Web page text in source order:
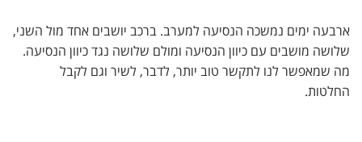
ארבעה ימים נמשכה הנסיעה למערב. ברכב יושבים אחד מול השני,
שלושה מושבים עם כיוון הנסיעה ומולם שלושה נגד כיוון הנסיעה.
מה שמאפשר לנו לתקשר טוב יותר, לדבר, לשיר וגם לקבל
החלטות.